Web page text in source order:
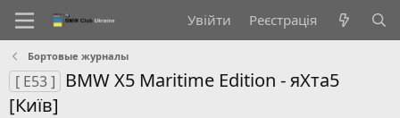
Увійти Реєстрація
Бортовые журналы
[ E53 ]
BMW X5 Maritime Edition - яХта5
[Київ]